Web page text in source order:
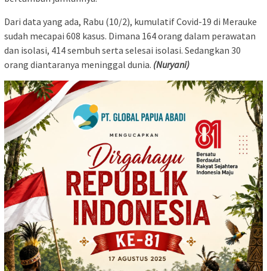
Dari data yang ada, Rabu (10/2), kumulatif Covid-19 di Merauke
sudah mecapai 608 kasus. Dimana 164 orang dalam perawatan
dan isolasi, 414 sembuh serta selesai isolasi. Sedangkan 30
orang diantaranya meninggal dunia. (Nuryani)